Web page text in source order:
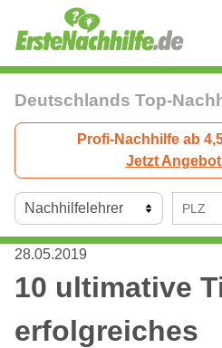
Deutschlands Top-
Profi-Nachhilfe ab
Jetzt
28.05.2019
10 ultimative
erfolgreiches